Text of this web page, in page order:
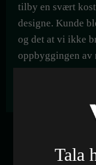
Valdres Diesel AS
tilby en svært
designe. Kunde
og det at vi ikke
oppbyggingen av
Tala